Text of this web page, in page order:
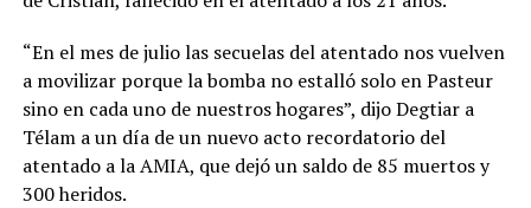
“En el mes de julio las secuelas del atentado nos vuelven
a movilizar porque la bomba no estalló solo en Pasteur
sino en cada uno de nuestros hogares”, dijo Degtiar a
Télam a un día de un nuevo acto recordatorio del
atentado a la AMIA, que dejó un saldo de 85 muertos y
300 heridos.